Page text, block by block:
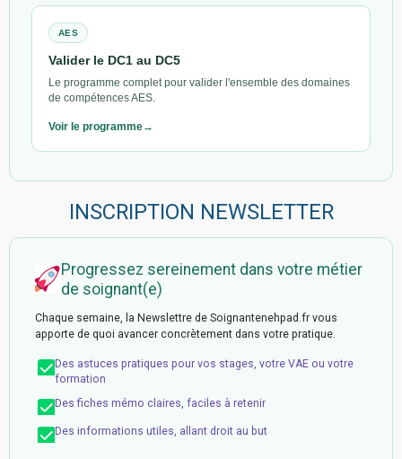
AES
Valider le DC1 au DC5
Le programme complet pour valider l'ensemble des domaines
de compétences AES.
Voir le programme
INSCRIPTION NEWSLETTER
Progressez sereinement dans votre métier
de soignant(e)
Chaque semaine, la Newslettre de Soignantenehpad.fr vous
apporte de quoi avancer concrètement dans votre pratique.
Des astuces pratiques pour vos stages, votre VAE ou votre
formation
Des fiches mémo claires, faciles à retenir
Des informations utiles, allant droit au but